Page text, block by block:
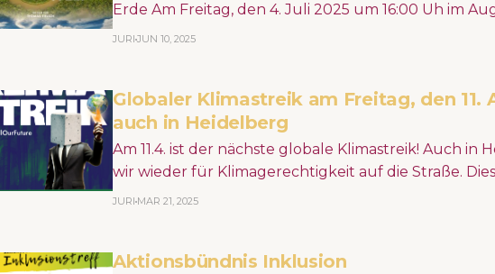
Erde Am Freitag, den 4. Juli 2025 um 16:00 Uh im Augustinum
Heidelberg, Jaspersstraße 2, 69126 Heidelberg (Eintritt
JURI JUN 10, 2025
Globaler Klimastreik am Freitag, den 11.
auch in Heidelberg
Am 11.4. ist der nächste globale Klimastreik! Auch in Heidelberg gehen
wir wieder für Klimagerechtigkeit auf die Straße.
Fridays For Future den Streik gemeinsam mit dem
Heidelberg Materials. Wir sehen
JURI MAR 21, 2025
Aktionsbündnis Inklusion